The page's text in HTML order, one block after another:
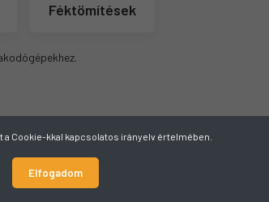
Féktömítések
a Cookie-kkal kapcsolatos irányelv értelmében.
Elfogadom